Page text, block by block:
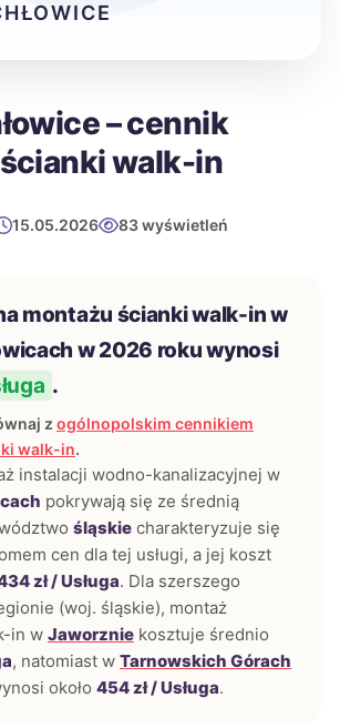
– cennik
walk-in
15.05.2026 83 wyświetleń
montażu ścianki walk-in w
w 2026 roku wynosi
.
z ogólnopolskim cennikiem
walk-in.
instalacji wodno-kanalizacyjnej w
pokrywają się ze średnią
śląskie charakteryzuje się
cen dla tej usługi, a jej koszt
zł / Usługa. Dla szerszego
(woj. śląskie), montaż
in w Jaworznie kosztuje średnio
, natomiast w Tarnowskich Górach
około 454 zł / Usługa.